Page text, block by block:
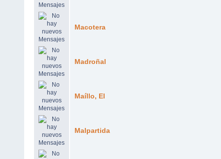
Macotera
Madroñal
Maíllo, El
Malpartida